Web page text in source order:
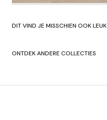
DIT VIND JE MISSCHIEN OOK LEUK
ONTDEK ANDERE COLLECTIES
SHOP HERFST/WINTER'24